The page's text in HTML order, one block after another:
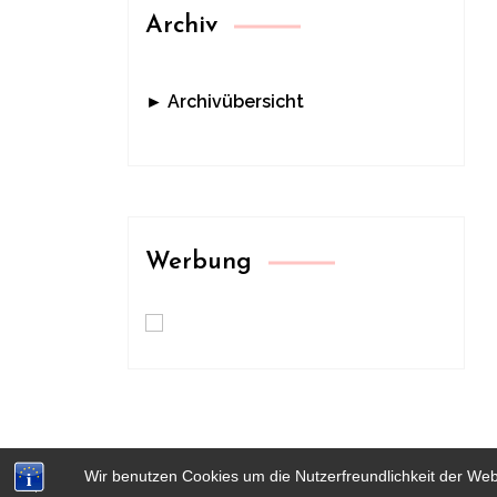
Wir benutzen Cookies um die Nutzerfreundlichkeit der
Archiv
► Archivübersicht
Werbung